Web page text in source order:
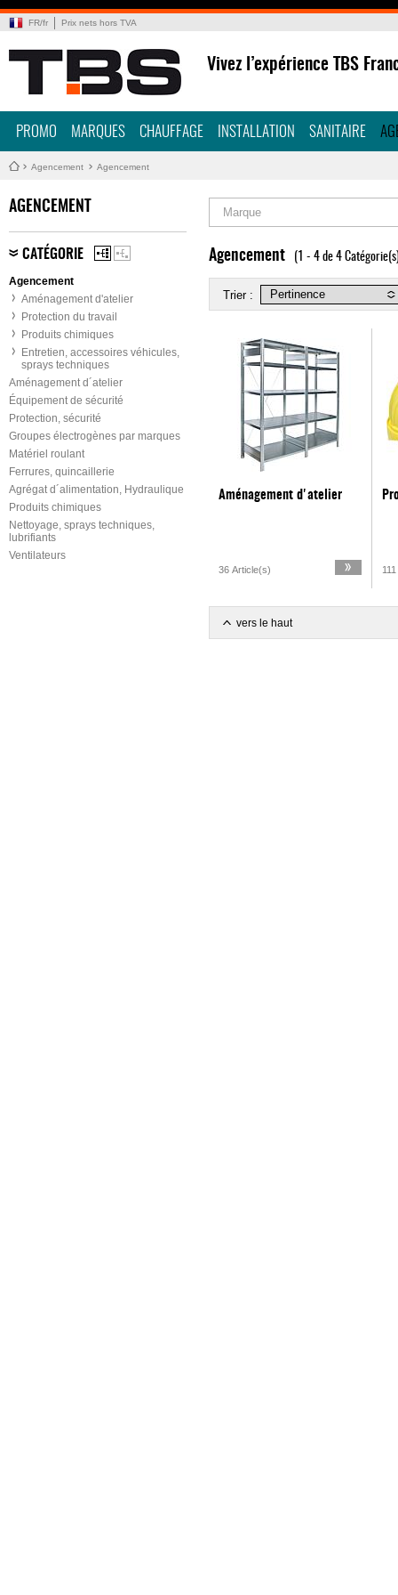
FR/fr Prix nets hors TVA
Vivez l’expérience TBS
PROMO MARQUES CHAUFFAGE INSTALLATION SANITAIRE
Agencement Agencement
AGENCEMENT
CATÉGORIE
Agencement
Aménagement d'atelier
Protection du travail
Produits chimiques
Entretien, accessoires véhicules,
sprays techniques
Aménagement d´atelier
Équipement de sécurité
Protection, sécurité
Groupes électrogènes par marques
Matériel roulant
Ferrures, quincaillerie
Agrégat d´alimentation, Hydraulique
Produits chimiques
Nettoyage, sprays techniques,
lubrifiants
Ventilateurs
Marque
Agencement (1 - 4 de 4
Trier :
Aménagement d'atelier
36 Article(s)
vers le haut